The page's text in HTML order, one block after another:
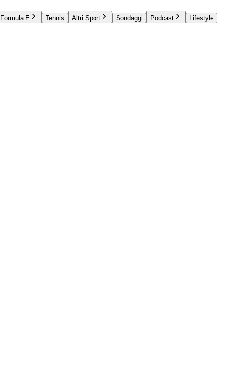
Formula E Tennis Altri Sport Sondaggi Podcast
Lifestyle